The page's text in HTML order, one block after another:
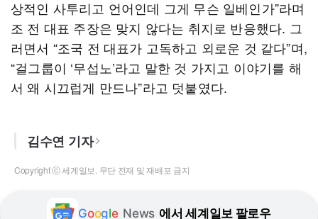
상적인 사투리고 언어인데 그게 무슨 일베인가”라며
조 전 대표 주장은 맞지 않다는 취지로 반응했다. 그
러면서 “조국 전 대표가 고독하고 외로운 것 같다”며,
“걸그룹이 ‘무섭노’라고 말한 것 가지고 이야기를 해
서 왜 시끄럽게 만드나”라고 덧붙였다.
김수연 기자
Copyright ⓒ 세계일보. 무단 전재 및 재배포 금지
Google News 에서 세계일보 팔로우